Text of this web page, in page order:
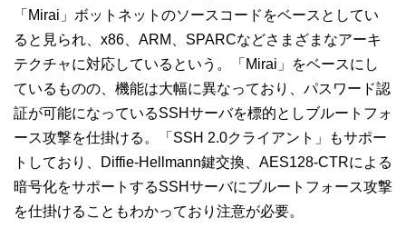
「Mirai」ボットネットのソースコードをベースとしてい
ると見られ、x86、ARM、SPARCなどさまざまなアーキ
テクチャに対応しているという。「Mirai」をベースにし
ているものの、機能は大幅に異なっており、パスワード認
証が可能になっているSSHサーバを標的としブルートフォ
ース攻撃を仕掛ける。「SSH 2.0クライアント」もサポー
トしており、Diffie-Hellmann鍵交換、AES128-CTRによる
暗号化をサポートするSSHサーバにブルートフォース攻撃
を仕掛けることもわかっており注意が必要。